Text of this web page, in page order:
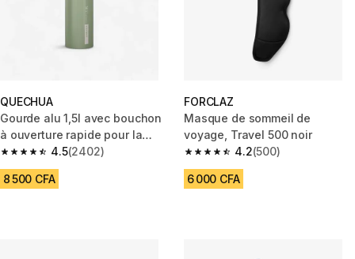
QUECHUA
Gourde alu 1,5l avec bouchon
à ouverture rapide pour la
randonnée kaki
4.5
4.5 out of 5 stars from 2402 reviews
(2402)
8 500 CFA
FORCLAZ
Masque de sommeil de
voyage, Travel 500 noir
4.2
4.2 out of 5 stars from 500
(500)
6 000 CFA